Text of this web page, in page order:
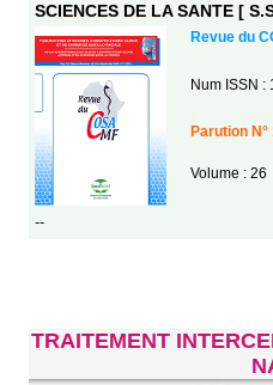
SCIENCES DE LA SANTE [
Revue du
Num ISSN :
Parution N°
Volume : 26
--
TRAITEMENT